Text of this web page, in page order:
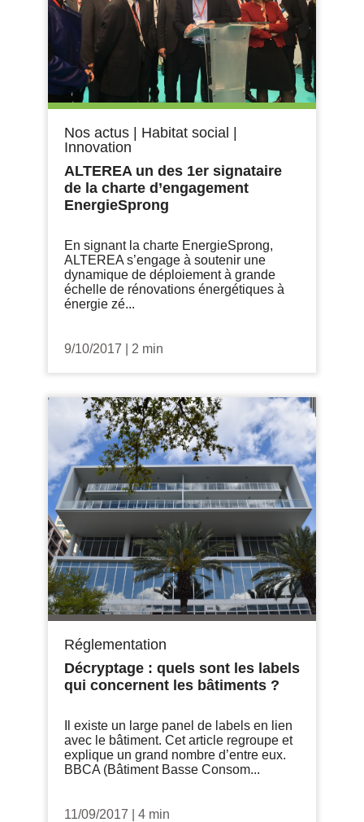
Nos actus Habitat social
Innovation
ALTEREA un des 1er signataire
de la charte d’engagement
EnergieSprong
En signant la charte EnergieSprong,
ALTEREA s’engage à soutenir une
dynamique de déploiement à grande
échelle de rénovations énergétiques à
énergie zé...
9/10/2017 2 min
Réglementation
Décryptage : quels sont les labels
qui concernent les bâtiments ?
Il existe un large panel de labels en lien
avec le bâtiment. Cet article regroupe et
explique un grand nombre d’entre eux.
BBCA (Bâtiment Basse Consom...
11/09/2017 4 min